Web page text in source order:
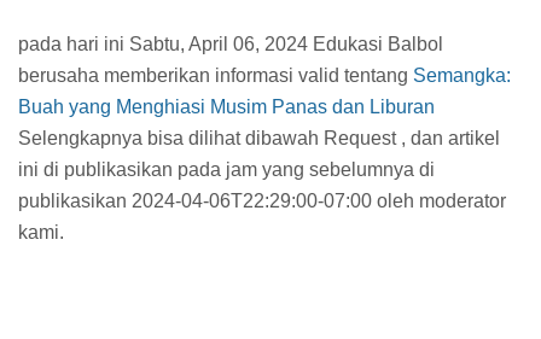
pada hari ini Sabtu, April 06, 2024 Edukasi Balbol
berusaha memberikan informasi valid tentang Semangka:
Buah yang Menghiasi Musim Panas dan Liburan
Selengkapnya bisa dilihat dibawah Request , dan artikel
ini di publikasikan pada jam yang sebelumnya di
publikasikan 2024-04-06T22:29:00-07:00 oleh moderator
kami.